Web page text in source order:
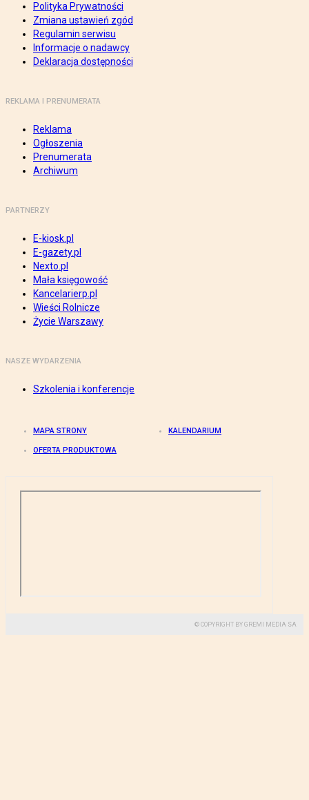
Polityka Prywatności
Zmiana ustawień zgód
Regulamin serwisu
Informacje o nadawcy
Deklaracja dostępności
REKLAMA I PRENUMERATA
Reklama
Ogłoszenia
Prenumerata
Archiwum
PARTNERZY
E-kiosk.pl
E-gazety.pl
Nexto.pl
Mała księgowość
Kancelarierp.pl
Wieści Rolnicze
Życie Warszawy
NASZE WYDARZENIA
Szkolenia i konferencje
MAPA STRONY KALENDARIUM
OFERTA PRODUKTOWA
© COPYRIGHT BY GREMI MEDIA SA